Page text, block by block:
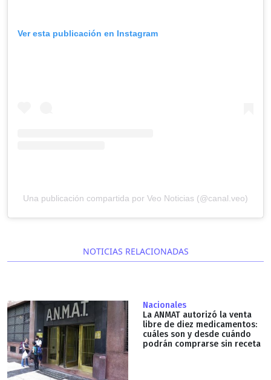
Ver esta publicación en Instagram
Una publicación compartida por Veo Noticias (@canal.veo)
NOTICIAS RELACIONADAS
Nacionales
La ANMAT autorizó la venta
libre de diez medicamentos:
cuáles son y desde cuándo
podrán comprarse sin receta